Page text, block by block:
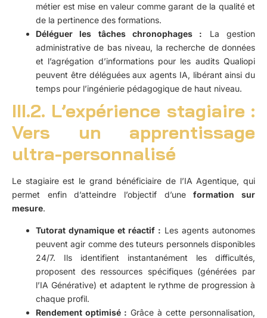
métier est mise en valeur comme garant de la qualité et
de la pertinence des formations.
Déléguer les tâches chronophages : La gestion
administrative de bas niveau, la recherche de données
et l’agrégation d’informations pour les audits Qualiopi
peuvent être déléguées aux agents IA, libérant ainsi du
temps pour l’ingénierie pédagogique de haut niveau.
III.2. L’expérience stagiaire :
Vers un apprentissage
ultra-personnalisé
Le stagiaire est le grand bénéficiaire de l’IA Agentique, qui
permet enfin d’atteindre l’objectif d’uneformation sur
mesure.
Tutorat dynamique et réactif : Les agents autonomes
peuvent agir comme des tuteurs personnels disponibles
24/7. Ils identifient instantanément les difficultés,
proposent des ressources spécifiques (générées par
l’IA Générative) et adaptent le rythme de progression à
chaque profil.
Rendement optimisé : Grâce à cette personnalisation,